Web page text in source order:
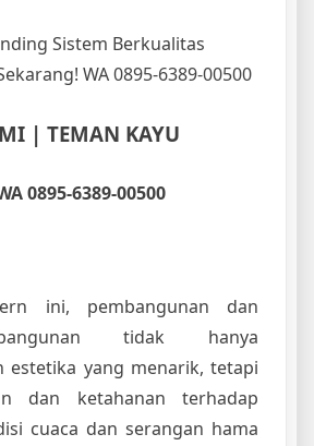
| TEMAN KAYU
0895-6389-00500
ini, pembangunan dan
tidak hanya
estetika yang menarik, tetapi
dan ketahanan terhadap
cuaca dan serangan hama